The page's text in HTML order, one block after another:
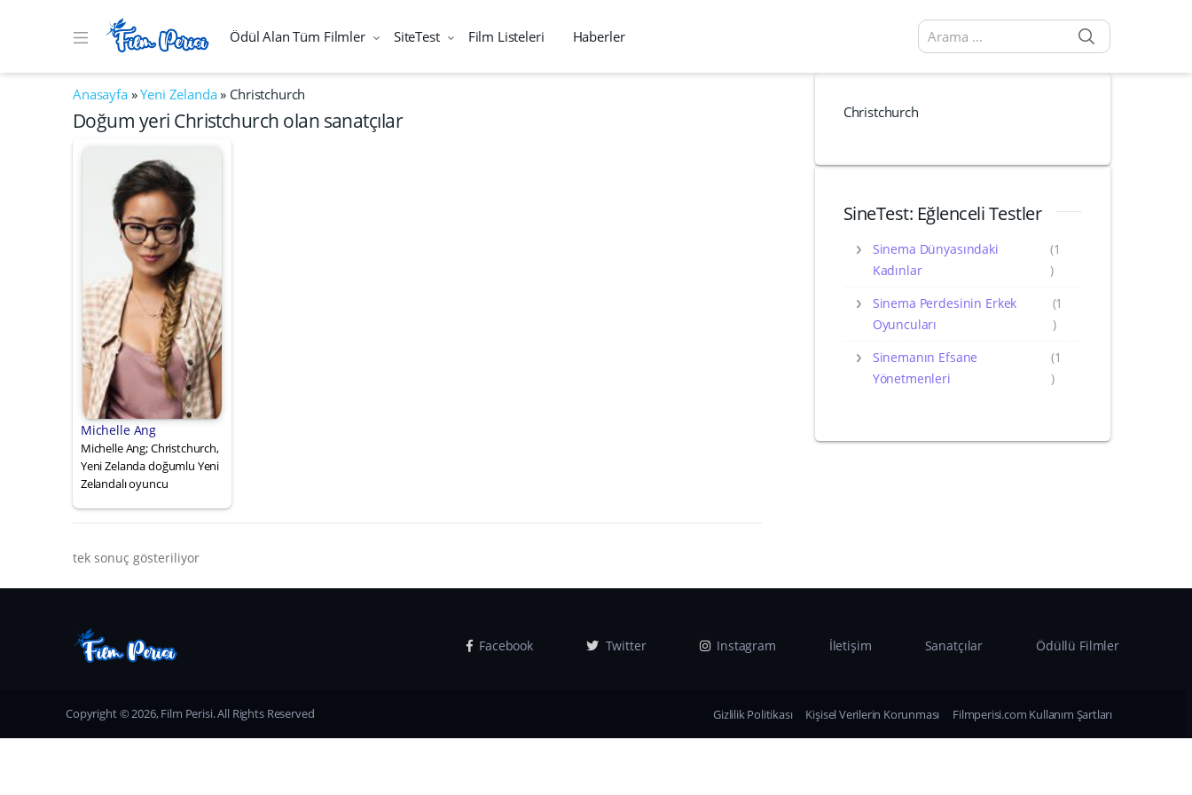
Ödül Alan Tüm Filmler SiteTest Film Listeleri Haberler
Arama sonuçları:
Anasayfa»Yeni Zelanda» Christchurch
Doğum yeri Christchurch olan sanatçılar
Michelle Ang
Michelle Ang; Christchurch,
Yeni Zelanda doğumlu Yeni
Zelandalı oyuncu
tek sonuç gösteriliyor
Christchurch
SineTest: Eğlenceli Testler
Sinema Dünyasındaki
Kadınlar
(1
)
Sinema Perdesinin Erkek
Oyuncuları
(1
)
Sinemanın Efsane
Yönetmenleri
(1
)
Facebook Twitter Instagram İletişim Sanatçılar Ödüllü Filmler
Copyright © 2026, Film Perisi. All Rights Reserved Gizlilik Politikası Kişisel Verilerin Korunması Filmperisi.com Kullanım Şartları